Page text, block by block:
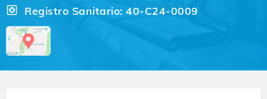
Registro Sanitario: 40-C24-0009